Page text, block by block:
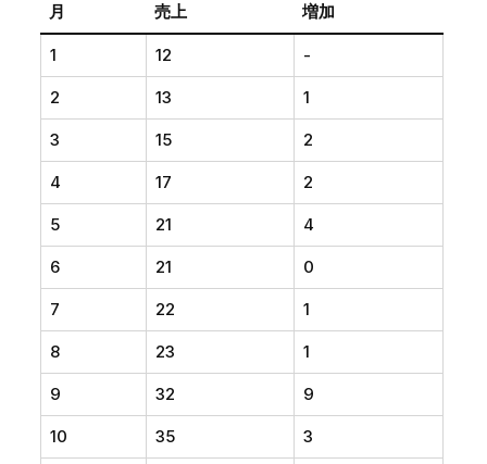
月 売上 増加
1 12 -
2 13 1
3 15 2
4 17 2
5 21 4
6 21 0
7 22 1
8 23 1
9 32 9
10 35 3